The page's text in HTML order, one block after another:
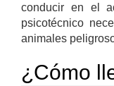
conducir en el
psicotécnico
animales
¿Cómo